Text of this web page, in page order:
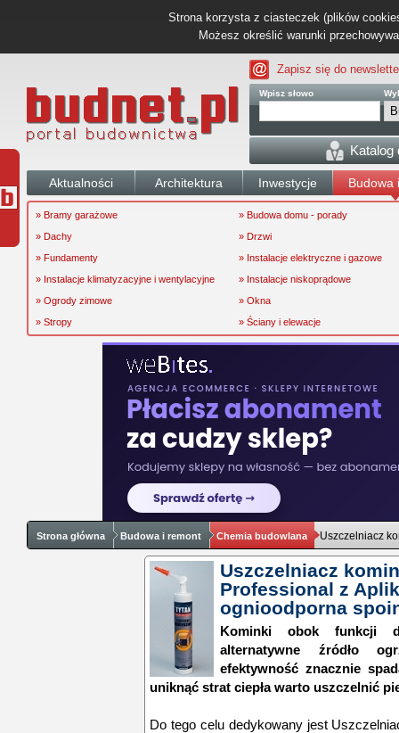
Strona korzysta z ciasteczek (plików
Możesz określić warunki
Zapisz się do
Wpisz słowo
Katalog
Aktualności Architektura Inwestycje Budowa
» Bramy garażowe
» Budowa domu - porady
» Dachy
» Drzwi
» Fundamenty
» Instalacje elektryczne i gazowe
» Instalacje klimatyzacyjne i wentylacyjne
» Instalacje niskoprądowe
» Ogrody zimowe
» Okna
» Stropy
» Ściany i elewacje
Strona główna Budowa i remont Chemia budowlana Uszczelniacz
Uszczelniacz
Professional z
ognioodporna
Kominki obok funkcji
alternatywne źródło
efektywność znacznie
uniknąć strat ciepła warto uszczelnić
Do tego celu dedykowany jest